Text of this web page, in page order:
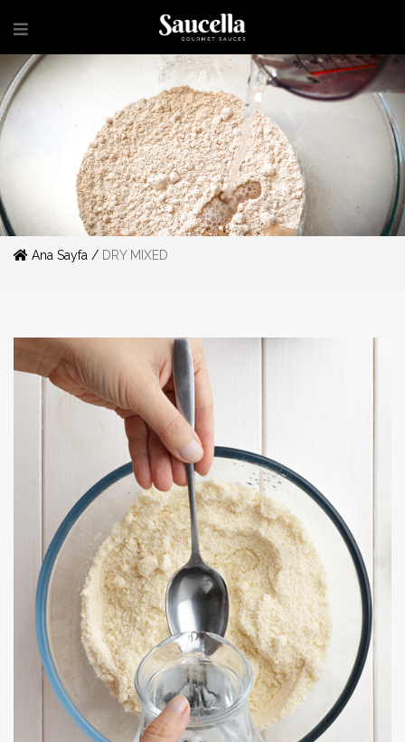
Ana Sayfa / DRY MIXED